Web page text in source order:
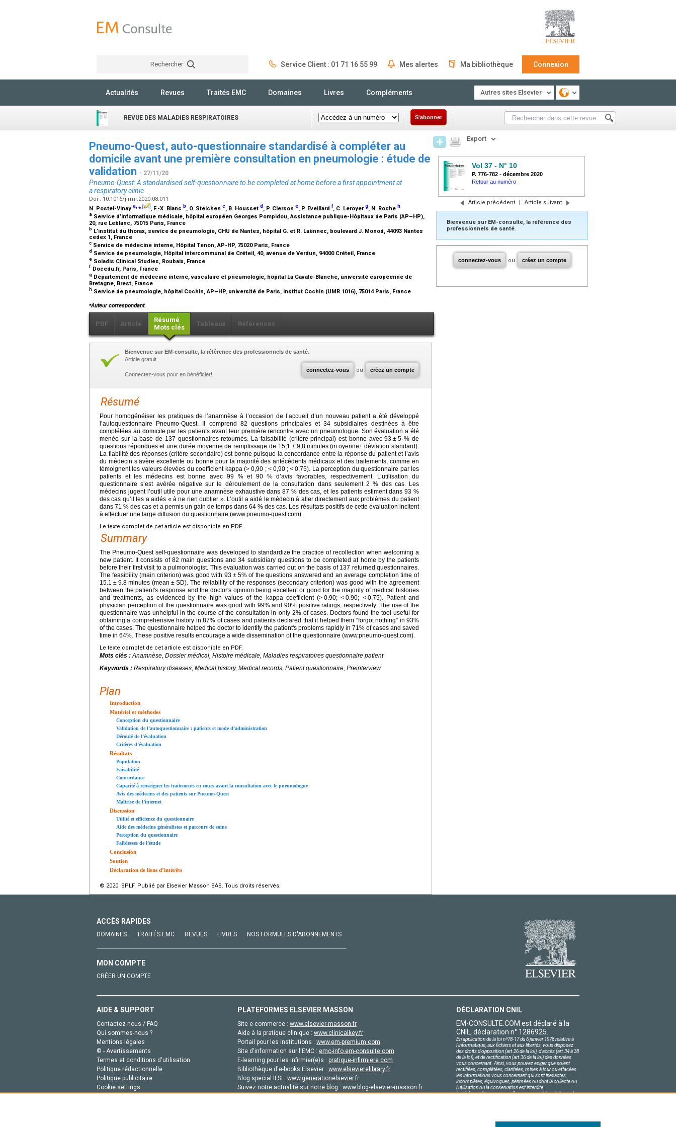
Rechercher Service Client : 01 71 16 55 99 Mes alertes Ma bibliothèque Connexion
Actualités Revues Traités EMC Domaines Livres Compléments Autres sites Elsevier
REVUE DES MALADIES RESPIRATOIRES S'abonner
Pneumo-Quest, auto-questionnaire standardisé à compléter au
domicile avant une première consultation en pneumologie : étude de
validation - 27/11/20
Pneumo-Quest: A standardised self-questionnaire to be completed at home before a first appointment at
a respiratory clinic
Doi : 10.1016/j.rmr.2020.08.011
N. Postel-Vinay a,⁎ , F.-X. Blanc b, O. Steichen c, B. Housset d , P. Clerson e, P. Eveillard f, C. Leroyerg, N. Roche h
a Service d’informatique médicale, hôpital européen Georges Pompidou, Assistance publique-Hôpitaux de Paris (AP–HP),
20, rue Leblanc, 75015 Paris, France
b L’institut du thorax, service de pneumologie, CHU de Nantes, hôpital G. et R. Laënnec, boulevard J. Monod, 44093 Nantes
cedex 1, France
c Service de médecine interne, Hôpital Tenon, AP-HP, 75020 Paris, France
d Service de pneumologie, Hôpital intercommunal de Créteil, 40, avenue de Verdun, 94000 Créteil, France
e Soladis Clinical Studies, Roubaix, France
f Docedu.fr, Paris, France
g Département de médecine interne, vasculaire et pneumologie, hôpital La Cavale-Blanche, université européenne de
Bretagne, Brest, France
h Service de pneumologie, hôpital Cochin, AP–HP, université de Paris, institut Cochin (UMR 1016), 75014 Paris, France
⁎Auteur correspondant.
PDF Article
Résumé
Mots clés
Tableaux Références
connectez-vous ou créez un compte
Bienvenue sur EM-consulte, la référence des professionnels de santé.
Article gratuit.
Connectez-vous pour en bénéficier!
Résumé
Pour homogénéiser les pratiques de l’anamnèse à l’occasion de l’accueil d’un nouveau patient a été développé
l’autoquestionnaire Pneumo-Quest. Il comprend 82 questions principales et 34 subsidiaires destinées à être
complétées au domicile par les patients avant leur première rencontre avec un pneumologue. Son évaluation a été
menée sur la base de 137 questionnaires retournés. La faisabilité (critère principal) est bonne avec 93 ± 5 % de
questions répondues et une durée moyenne de remplissage de 15,1 ± 9,8 minutes (m oyenne± déviation standard).
La fiabilité des réponses (critère secondaire) est bonne puisque la concordance entre la réponse du patient et l’avis
du médecin s’avère excellente ou bonne pour la majorité des antécédents médicaux et des traitements, comme en
témoignent les valeurs élevées du coefficient kappa (> 0,90 ; < 0,90 ; < 0,75). La perception du questionnaire par les
patients et les médecins est bonne avec 99 % et 90 % d’avis favorables, respectivement. L’utilisation du
questionnaire s’est avérée négative sur le déroulement de la consultation dans seulement 2 % des cas. Les
médecins jugent l’outil utile pour une anamnèse exhaustive dans 87 % des cas, et les patients estiment dans 93 %
des cas qu’il les a aidés « à ne rien oublier ». L’outil a aidé le médecin à aller directement aux problèmes du patient
dans 71 % des cas et a permis un gain de temps dans 64 % des cas. Les résultats positifs de cette évaluation incitent
à effectuer une large diffusion du questionnaire (www.pneumo-quest.com).
Le texte complet de cet article est disponible en PDF.
Summary
The Pneumo-Quest self-questionnaire was developed to standardize the practice of recollection when welcoming a
new patient. It consists of 82 main questions and 34 subsidiary questions to be completed at home by the patients
before their first visit to a pulmonologist. This evaluation was carried out on the basis of 137 returned questionnaires.
The feasibility (main criterion) was good with 93 ± 5% of the questions answered and an average completion time of
15.1 ± 9.8 minutes (mean ± SD). The reliability of the responses (secondary criterion) was good with the agreement
between the patient's response and the doctor's opinion being excellent or good for the majority of medical histories
and treatments, as evidenced by the high values of the kappa coefficient (> 0.90; < 0.90; < 0.75). Patient and
physician perception of the questionnaire was good with 99% and 90% positive ratings, respectively. The use of the
questionnaire was unhelpful in the course of the consultation in only 2% of cases. Doctors found the tool useful for
obtaining a comprehensive history in 87% of cases and patients declared that it helped them “forgot nothing” in 93%
of the cases. The questionnaire helped the doctor to identify the patient's problems rapidly in 71% of cases and saved
time in 64%. These positive results encourage a wide dissemination of the questionnaire (www.pneumo-quest.com).
Le texte complet de cet article est disponible en PDF.
Mots clés :Anamnèse, Dossier médical, Histoire médicale, Maladies respiratoires questionnaire patient
Keywords : Respiratory diseases, Medical history, Medical records, Patient questionnaire, Preinterview
Plan
Introduction
Matériel et méthodes
Conception du questionnaire
Validation de l’autoquestionnaire : patients et mode d’administration
Déroulé de l’évaluation
Critères d’évaluation
Résultats
Population
Faisabilité
Concordance
Capacité à renseigner les traitements en cours avant la consultation avec le pneumologue
Avis des médecins et des patients sur Pneumo-Quest
Maîtrise de l’internet
Discussion
Utilité et efficience du questionnaire
Aide des médecins généralistes et parcours de soins
Perception du questionnaire
Faiblesses de l’étude
Conclusion
Soutien
Déclaration de liens d’intérêts
© 2020 SPLF. Publié par Elsevier Masson SAS. Tous droits réservés.
Export
Vol 37 - N° 10
P. 776-782 - décembre 2020
Retour au numéro
Article précédent | Article suivant
Bienvenue sur EM-consulte, la référence des
professionnels de santé.
connectez-vous ou créez un compte
ACCÈS RAPIDES
DOMAINES TRAITÉS EMC REVUES LIVRES NOS FORMULES D'ABONNEMENTS
MON COMPTE
CRÉER UN COMPTE
AIDE & SUPPORT
Contactez-nous / FAQ
Qui sommes-nous ?
Mentions légales
© - Avertissements
Termes et conditions d'utilisation
Politique rédactionnelle
Politique publicitaire
Cookie settings
PLATEFORMES ELSEVIER MASSON
Site e-commerce : www.elsevier-masson.fr
Aide à la pratique clinique : www.clinicalkey.fr
Portail pour les institutions : www.em-premium.com
Site d'information sur l'EMC : emc-info.em-consulte.com
E-learning pour les infirmier(e)s : pratique-infirmiere.com
Bibliothèque d'e-books Elsevier : www.elsevierelibrary.fr
Blog special IFSI : www.generationelsevier.fr
Suivez notre actualité sur notre blog : www.blog-elsevier-masson.fr
DÉCLARATION CNIL
EM-CONSULTE.COM est déclaré à la
CNIL, déclaration n° 1286925.
En application de la loi nº78-17 du 6 janvier 1978 relative à
l'informatique, aux fichiers et aux libertés, vous disposez
des droits d'opposition (art.26 de la loi), d'accès (art.34 à 38
de la loi), et de rectification (art.36 de la loi) des données
vous concernant. Ainsi, vous pouvez exiger que soient
rectifiées, complétées, clarifiées, mises à jour ou effacées
les informations vous concernant qui sont inexactes,
incomplètes, équivoques, périmées ou dont la collecte ou
l'utilisation ou la conservation est interdite.
Les informations personnelles concernant les visiteurs de